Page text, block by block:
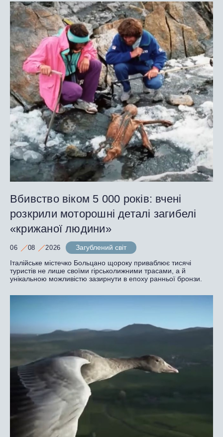
Вбивство віком 5 000 років: вчені
розкрили моторошні деталі загибелі
«крижаної людини»
06 08 2026
Загублений світ
Італійське містечко Больцано щороку приваблює тисячі
туристів не лише своїми гірськолижними трасами, а й
унікальною можливістю зазирнути в епоху ранньої бронзи.